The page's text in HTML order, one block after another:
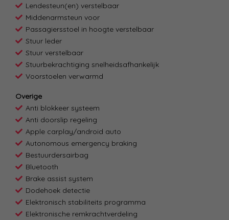
Lendesteun(en) verstelbaar
Middenarmsteun voor
Passagiersstoel in hoogte verstelbaar
Stuur leder
Stuur verstelbaar
Stuurbekrachtiging snelheidsafhankelijk
Voorstoelen verwarmd
Overige
Anti blokkeer systeem
Anti doorslip regeling
Apple carplay/android auto
Autonomous emergency braking
Bestuurdersairbag
Bluetooth
Brake assist system
Dodehoek detectie
Elektronisch stabiliteits programma
Elektronische remkrachtverdeling